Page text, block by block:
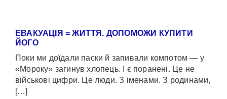
ЕВАКУАЦІЯ = ЖИТТЯ. ДОПОМОЖИ КУПИТИ
ЙОГО
Поки ми доїдали паски й запивали компотом — у
«Мороку» загинув хлопець. І є поранені. Це не
військові цифри. Це люди. З іменами. З родинами,
[…]